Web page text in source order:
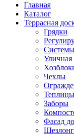
Главная
Каталог
Террасная
Грядки
Уличная
Чехлы
Теплицы
Заборы
Фасад